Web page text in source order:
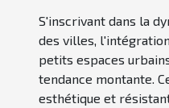
S'inscrivant dans la
des villes,
petits espaces
tendance montante.
esthétique et